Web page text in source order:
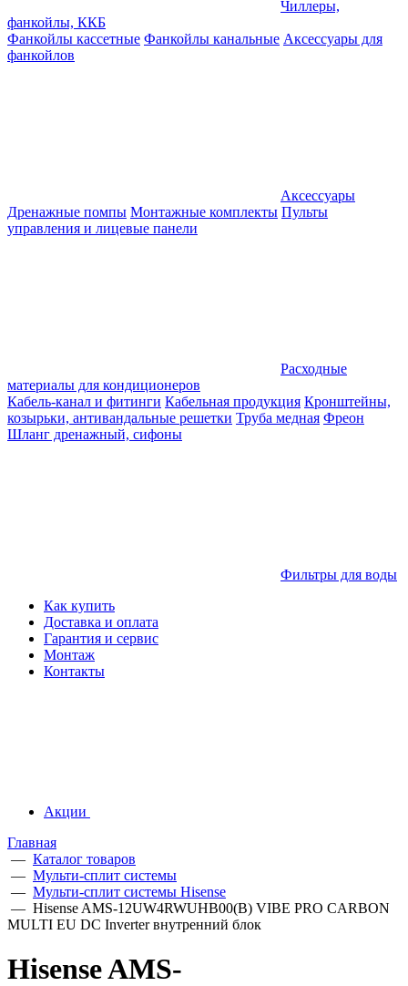
Чиллеры,
фанкойлы, ККБ
Фанкойлы кассетные Фанкойлы канальные Аксессуары для
фанкойлов
Аксессуары
Дренажные помпы Монтажные комплекты Пульты
управления и лицевые панели
Расходные
материалы для кондиционеров
Кабель-канал и фитинги Кабельная продукция Кронштейны,
козырьки, антивандальные решетки Труба медная Фреон
Шланг дренажный, сифоны
Фильтры для воды
Как купить
Доставка и оплата
Гарантия и сервис
Монтаж
Контакты
Акции
Главная
— Каталог товаров
— Мульти-сплит системы
— Мульти-сплит системы Hisense
— Hisense AMS-12UW4RWUHB00(B) VIBE PRO CARBON
MULTI EU DC Inverter внутренний блок
Hisense AMS-